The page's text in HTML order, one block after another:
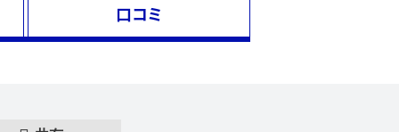
口コミ